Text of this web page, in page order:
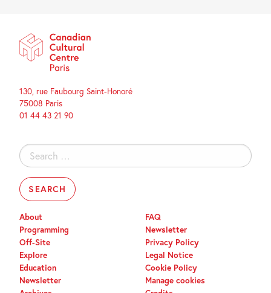
130, rue Faubourg Saint-Honoré
75008 Paris
01 44 43 21 90
Search
for:
About
Programming
Off-Site
Explore
Education
Newsletter
FAQ
Newsletter
Privacy Policy
Legal Notice
Cookie Policy
Manage cookies